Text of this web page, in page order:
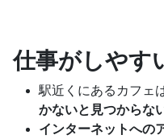
仕事がしやす
駅近くにあるカフェ
かないと見つからな
インターネットへの